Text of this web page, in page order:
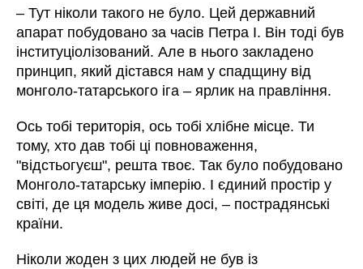
– Тут ніколи такого не було. Цей державний
апарат побудовано за часів Петра І. Він тоді був
інституціолізований. Але в нього закладено
принцип, який дістався нам у спадщину від
монголо-татарського іга – ярлик на правління.
Ось тобі територія, ось тобі хлібне місце. Ти
тому, хто дав тобі ці повноваження,
"відстьогуєш", решта твоє. Так було побудовано
Монголо-татарську імперію. І єдиний простір у
світі, де ця модель живе досі, – пострадянські
країни.
Ніколи жоден з цих людей не був із